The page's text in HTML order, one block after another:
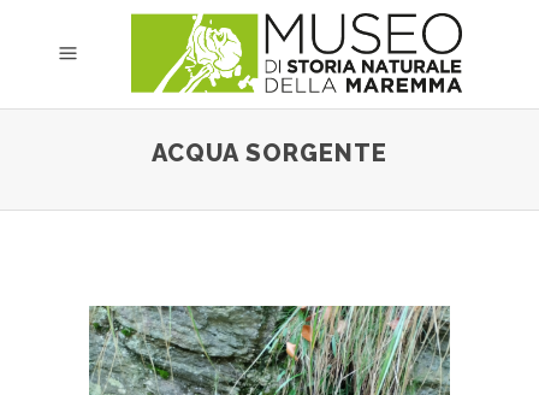
ACQUA SORGENTE